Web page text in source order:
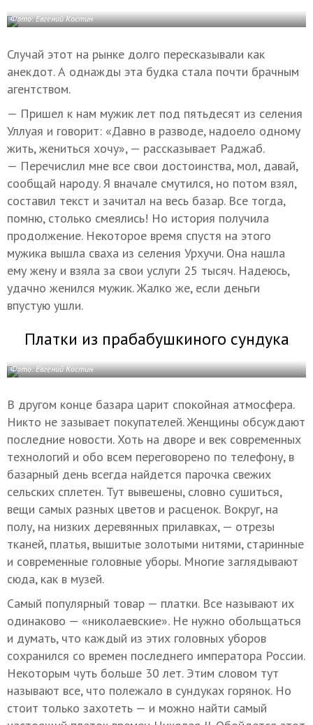
Фото: Евгений Костин
Случай этот на рынке долго пересказывали как
анекдот. А однажды эта будка стала почти брачным
агентством.
— Пришел к нам мужик лет под пятьдесят из селения
Уллуая и говорит: «Давно в разводе, надоело одному
жить, жениться хочу», — рассказывает Раджаб.
— Перечислил мне все свои достоинства, мол, давай,
сообщай народу. Я вначале смутился, но потом взял,
составил текст и зачитал на весь базар. Все тогда,
помню, столько смеялись! Но история получила
продолжение. Некоторое время спустя на этого
мужика вышла сваха из селения Урхучи. Она нашла
ему жену и взяла за свои услуги 25 тысяч. Надеюсь,
удачно женился мужик. Жалко же, если деньги
впустую ушли.
Платки из прабабушкиного сундука
Фото: Евгений Костин
В другом конце базара царит спокойная атмосфера.
Никто не зазывает покупателей. Женщины обсуждают
последние новости. Хоть на дворе и век современных
технологий и обо всем переговорено по телефону, в
базарный день всегда найдется парочка свежих
сельских сплетен. Тут вывешены, словно сушиться,
вещи самых разных цветов и расценок. Вокруг, на
полу, на низких деревянных прилавках, — отрезы
тканей, платья, вышитые золотыми нитями, старинные
и современные головные уборы. Многие заглядывают
сюда, как в музей.
Самый популярный товар — платки. Все называют их
одинаково — «николаевские». Не нужно обольщаться
и думать, что каждый из этих головных уборов
сохранился со времен последнего императора России.
Некоторым чуть больше 30 лет. Этим словом тут
называют все, что полежало в сундуках горянок. Но
стоит только захотеть — и можно найти самый